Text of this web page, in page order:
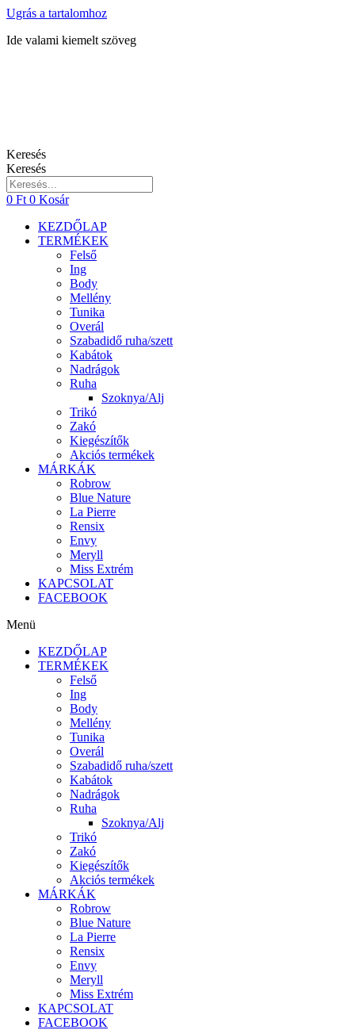
Ugrás a tartalomhoz
Ide valami kiemelt szöveg
Keresés
Keresés
0 Ft 0 Kosár
KEZDŐLAP
TERMÉKEK
Felső
Ing
Body
Mellény
Tunika
Overál
Szabadidő ruha/szett
Kabátok
Nadrágok
Ruha
Szoknya/Alj
Trikó
Zakó
Kiegészítők
Akciós termékek
MÁRKÁK
Robrow
Blue Nature
La Pierre
Rensix
Envy
Meryll
Miss Extrém
KAPCSOLAT
FACEBOOK
Menü
KEZDŐLAP
TERMÉKEK
Felső
Ing
Body
Mellény
Tunika
Overál
Szabadidő ruha/szett
Kabátok
Nadrágok
Ruha
Szoknya/Alj
Trikó
Zakó
Kiegészítők
Akciós termékek
MÁRKÁK
Robrow
Blue Nature
La Pierre
Rensix
Envy
Meryll
Miss Extrém
KAPCSOLAT
FACEBOOK